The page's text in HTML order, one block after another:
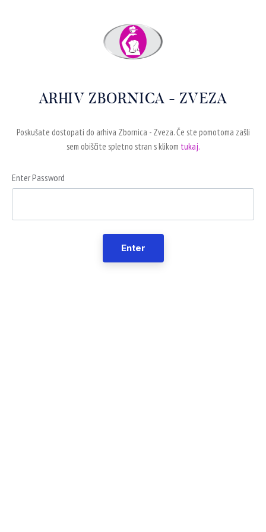
ARHIV ZBORNICA - ZVEZA
Poskušate dostopati do arhiva Zbornica - Zveza. Če ste pomotoma zašli
sem obiščite spletno stran s klikom tukaj.
Enter Password
Enter